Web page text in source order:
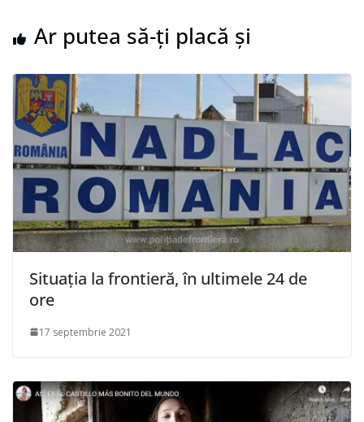
Ar putea să-ți placă și
Situaţia la frontieră, în ultimele 24 de
ore
17 septembrie 2021